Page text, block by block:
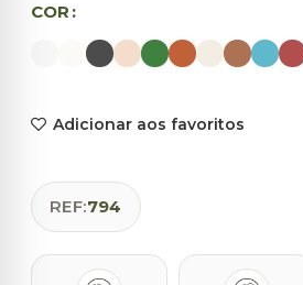
COR
Adicionar aos favoritos
REF:794